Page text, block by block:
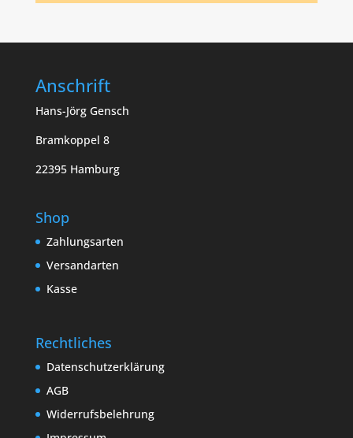
Anschrift
Hans-Jörg Gensch
Bramkoppel 8
22395 Hamburg
Shop
Zahlungsarten
Versandarten
Kasse
Rechtliches
Datenschutzerklärung
AGB
Widerrufsbelehrung